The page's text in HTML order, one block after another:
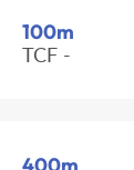
100m
TCF -